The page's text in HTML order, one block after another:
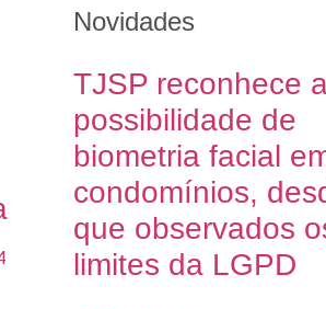
Novidades
TJSP reconhece
possibilidade de
biometria facial
condomínios,
que observados
limites da LGPD